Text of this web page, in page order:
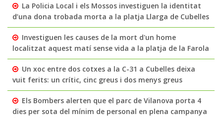
La Policia Local i els Mossos investiguen la identitat
d’una dona trobada morta a la platja Llarga de Cubelles
Investiguen les causes de la mort d'un home
localitzat aquest matí sense vida a la platja de la Farola
Un xoc entre dos cotxes a la C-31 a Cubelles deixa
vuit ferits: un crític, cinc greus i dos menys greus
Els Bombers alerten que el parc de Vilanova porta 4
dies per sota del mínim de personal en plena campanya